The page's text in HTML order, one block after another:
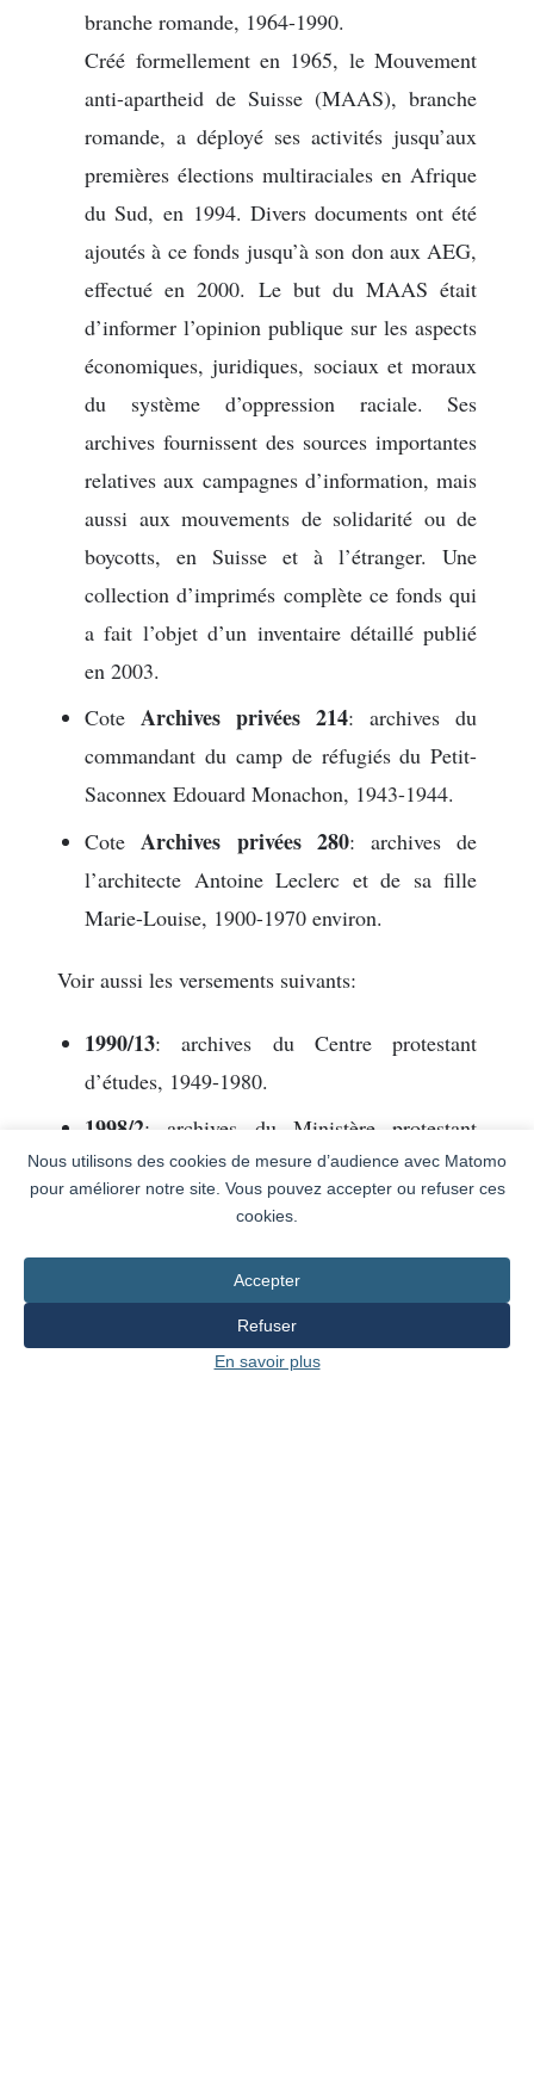
branche romande, 1964-1990.
Créé formellement en 1965, le Mouvement
anti-apartheid de Suisse (MAAS), branche
romande, a déployé ses activités jusqu’aux
premières élections multiraciales en Afrique
du Sud, en 1994. Divers documents ont été
ajoutés à ce fonds jusqu’à son don aux AEG,
effectué en 2000. Le but du MAAS était
d’informer l’opinion publique sur les aspects
économiques, juridiques, sociaux et moraux
du système d’oppression raciale. Ses
archives fournissent des sources importantes
relatives aux campagnes d’information, mais
aussi aux mouvements de solidarité ou de
boycotts, en Suisse et à l’étranger. Une
collection d’imprimés complète ce fonds qui
a fait l’objet d’un inventaire détaillé publié
en 2003.
CoteArchives privées 214: archives du
commandant du camp de réfugiés du Petit-
Saconnex Edouard Monachon, 1943-1944.
Cote Archives privées 280: archives de
l’architecte Antoine Leclerc et de sa fille
Marie-Louise, 1900-1970 environ.
Voir aussi les versements suivants:
1990/13: archives du Centre protestant
d’études, 1949-1980.
1998/2: archives du Ministère protestant
dans l’industrie, 1952-1985.
: archives de l’architecte Pierre
Varenchon, 1940-1985.
2001/16: archives de la Fédération genevoise
Nous utilisons des cookies de mesure d’audience avec Matomo
pour améliorer notre site. Vous pouvez accepter ou refuser ces
cookies.
Accepter
Refuser
En savoir plus